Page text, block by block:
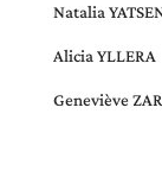
Natalia
Alicia YLLERA
Geneviève